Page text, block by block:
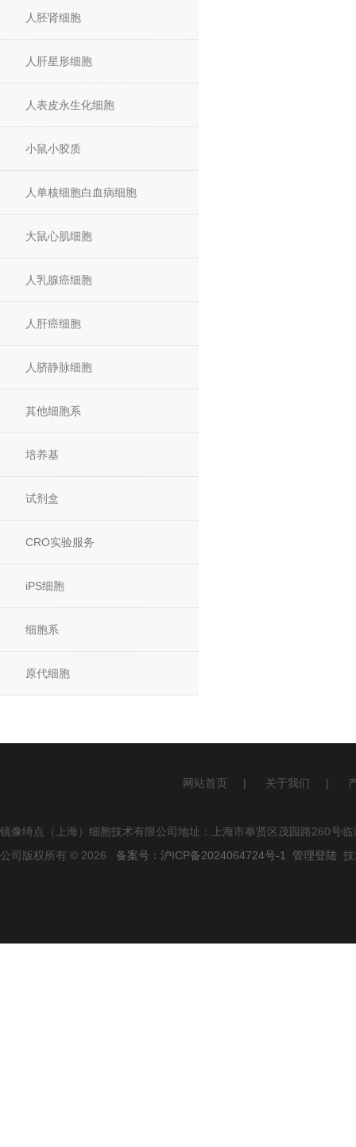
人胚肾细胞
人肝星形细胞
人表皮永生化细胞
小鼠小胶质
人单核细胞白血病细胞
大鼠心肌细胞
人乳腺癌细胞
人肝癌细胞
人脐静脉细胞
其他细胞系
培养基
试剂盒
CRO实验服务
iPS细胞
细胞系
原代细胞
网站首页 | 关于我们 |
镜像绮点（上海）细胞技术有限公司地址：上海市奉贤区茂园路260号
公司版权所有 © 2026 备案号：沪ICP备2024064724号-1 管理登陆